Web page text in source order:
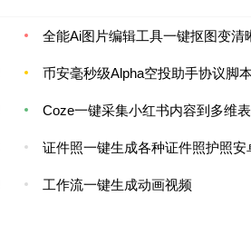
全能Ai图片编辑工具一键抠图变清
币安毫秒级Alpha空投助手协议脚本+使用教程，一键矩阵定时预抢，单号
Coze一键采集小红书内容到多维
证件照一键生成各种证件照护照安
工作流一键生成动画视频